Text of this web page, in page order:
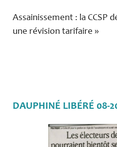
Assainissement : la CCSP
une révision tarifaire »
DAUPHINÉ LIBÉRÉ 08-